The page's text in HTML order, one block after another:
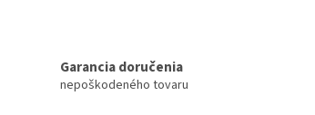
Garancia doručenia
nepoškodeného tovaru